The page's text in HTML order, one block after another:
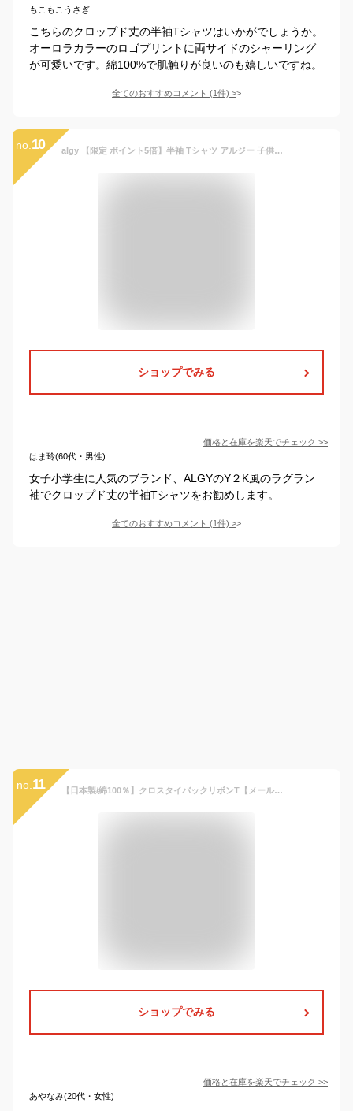
もこもこうさぎ
こちらのクロップド丈の半袖Tシャツはいかがでしょうか。
オーロラカラーのロゴプリントに両サイドのシャーリング
が可愛いです。綿100%で肌触りが良いのも嬉しいですね。
全てのおすすめコメント (1件) >
no. 10 algy 【限定 ポイント5倍】半袖 Tシャツ アルジー 子供服 クロップド丈 コンパクト【メール便 送料無料】ジュニア 通学 ブランド キッズ 通学 小学生 中学生 ガールズ 夏 シンプル 秋 春 旅行 修学旅行 女の子 可愛い トップス
ショップでみる
価格と在庫を楽天でチェック >>
はま玲(60代・男性)
女子小学生に人気のブランド、ALGYのY２K風のラグラン
袖でクロップド丈の半袖Tシャツをお勧めします。
全てのおすすめコメント (1件) >
no. 11 【日本製/綿100％】クロスタイバックリボンT【メール便10】ショート丈/Tシャツ/短め/クロップド丈/半袖/へそだし/コンパクトT キッズ/ジュニア/ガールズ/女の子 ダンス/ヒップホップ ダンスウェア/衣装 ラブリー キュート 無地 カラフル コットン オルチャン/韓国
ショップでみる
価格と在庫を楽天でチェック >>
あやなみ(20代・女性)